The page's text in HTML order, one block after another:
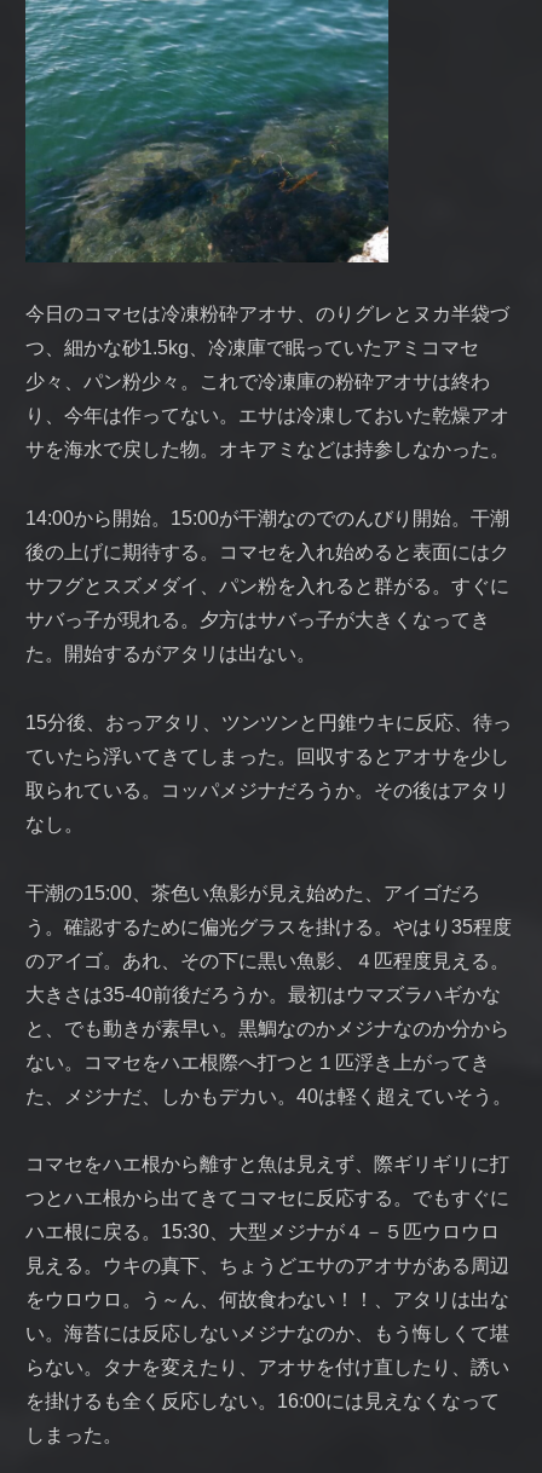
今日のコマセは冷凍粉砕アオサ、のりグレとヌカ半袋づ
つ、細かな砂1.5kg、冷凍庫で眠っていたアミコマセ
少々、パン粉少々。これで冷凍庫の粉砕アオサは終わ
り、今年は作ってない。エサは冷凍しておいた乾燥アオ
サを海水で戻した物。オキアミなどは持参しなかった。
14:00から開始。15:00が干潮なのでのんびり開始。干潮
後の上げに期待する。コマセを入れ始めると表面にはク
サフグとスズメダイ、パン粉を入れると群がる。すぐに
サバっ子が現れる。夕方はサバっ子が大きくなってき
た。開始するがアタリは出ない。
15分後、おっアタリ、ツンツンと円錐ウキに反応、待っ
ていたら浮いてきてしまった。回収するとアオサを少し
取られている。コッパメジナだろうか。その後はアタリ
なし。
干潮の15:00、茶色い魚影が見え始めた、アイゴだろ
う。確認するために偏光グラスを掛ける。やはり35程度
のアイゴ。あれ、その下に黒い魚影、４匹程度見える。
大きさは35-40前後だろうか。最初はウマズラハギかな
と、でも動きが素早い。黒鯛なのかメジナなのか分から
ない。コマセをハエ根際へ打つと１匹浮き上がってき
た、メジナだ、しかもデカい。40は軽く超えていそう。
コマセをハエ根から離すと魚は見えず、際ギリギリに打
つとハエ根から出てきてコマセに反応する。でもすぐに
ハエ根に戻る。15:30、大型メジナが４－５匹ウロウロ
見える。ウキの真下、ちょうどエサのアオサがある周辺
をウロウロ。う～ん、何故食わない！！、アタリは出な
い。海苔には反応しないメジナなのか、もう悔しくて堪
らない。タナを変えたり、アオサを付け直したり、誘い
を掛けるも全く反応しない。16:00には見えなくなって
しまった。